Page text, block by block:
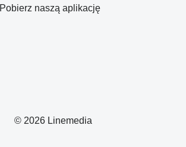
© 2026 Linemedia
Pobierz naszą aplikację